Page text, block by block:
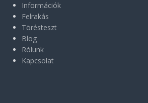
Információk
Felrakás
Törésteszt
Blog
Rólunk
Kapcsolat